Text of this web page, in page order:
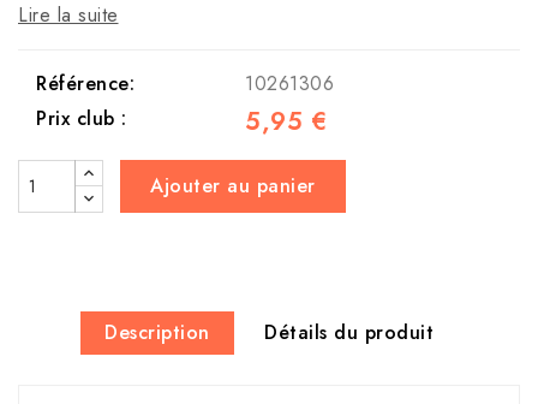
Lire la suite
Référence:
10261306
Prix club :
5,95 €
Ajouter au panier
Description Détails du produit